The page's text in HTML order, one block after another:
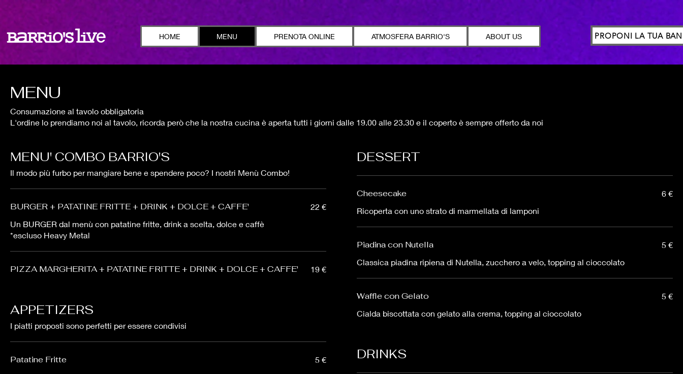
HOME MENU PRENOTA ONLINE ATMOSFERA BARRIO'S ABOUT US PROPONI LA TUA
MENU
Consumazione al tavolo obbligatoria
L'ordine lo prendiamo noi al tavolo, ricorda però che la nostra cucina è aperta tutti i giorni dalle 19.00 alle 23.30 e il coperto è sempre offerto da noi
MENU' COMBO BARRIO'S
Il modo più furbo per mangiare bene e spendere poco? I nostri Menù Combo!
BURGER + PATATINE FRITTE + DRINK + DOLCE + CAFFE'
Un BURGER dal menù con patatine fritte, drink a scelta, dolce e caffè
*escluso Heavy Metal
22 €
PIZZA MARGHERITA + PATATINE FRITTE + DRINK + DOLCE + CAFFE' 19 €
APPETIZERS
I piatti proposti sono perfetti per essere condivisi
Patatine Fritte 5 €
DESSERT
Cheesecake
Ricoperta con uno strato di marmellata di lamponi
6 €
Piadina con Nutella
Classica piadina ripiena di Nutella, zucchero a velo, topping al cioccolato
5 €
Waffle con Gelato
Cialda biscottata con gelato alla crema, topping al cioccolato
5 €
DRINKS